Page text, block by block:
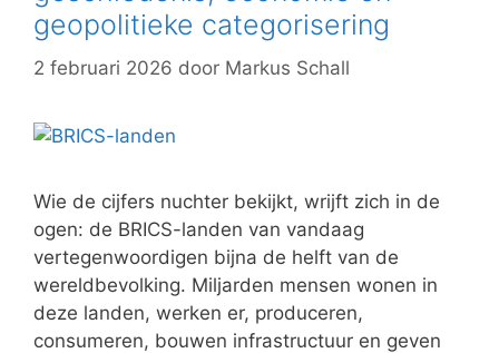
geopolitieke categorisering
2 februari 2026 door Markus Schall
Wie de cijfers nuchter bekijkt, wrijft zich in de
ogen: de BRICS-landen van vandaag
vertegenwoordigen bijna de helft van de
wereldbevolking. Miljarden mensen wonen in
deze landen, werken er, produceren,
consumeren, bouwen infrastructuur en geven